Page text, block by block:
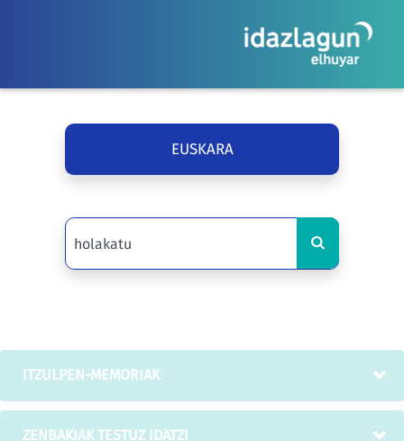
EUSKARA
ITZULPEN-MEMORIAK
ZENBAKIAK TESTUZ IDATZI